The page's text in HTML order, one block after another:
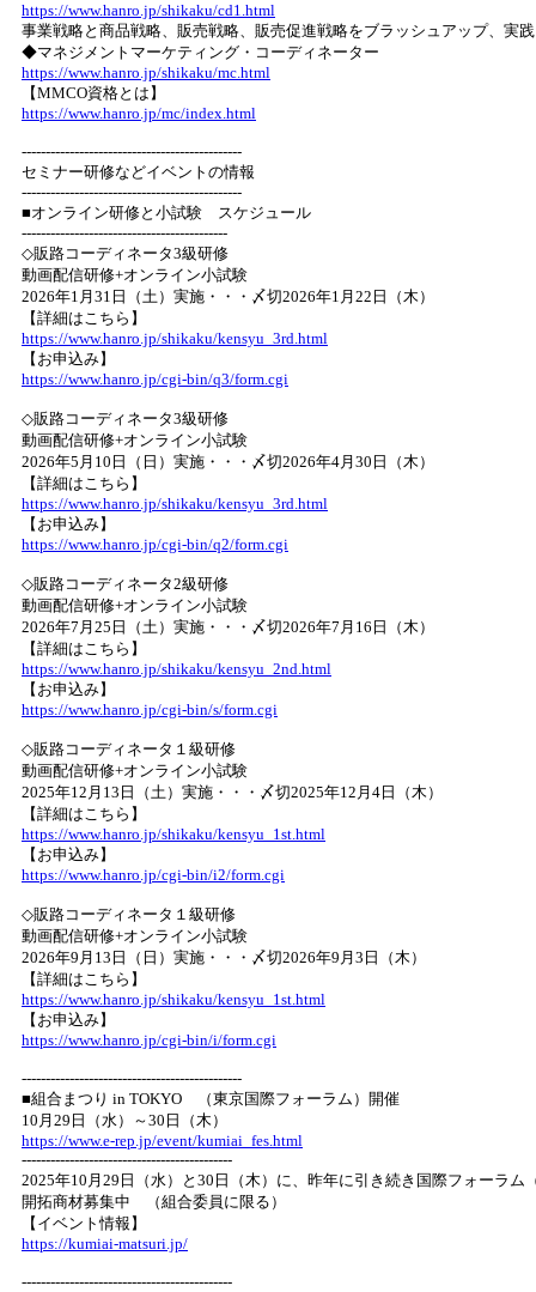
https://www.hanro.jp/shikaku/cd1.html
事業戦略と商品戦略、販売戦略、販売促進戦略をブラッシュアップ、実
◆マネジメントマーケティング・コーディネーター
https://www.hanro.jp/shikaku/mc.html
【MMCO資格とは】
https://www.hanro.jp/mc/index.html
----------------------------------------------
セミナー研修などイベントの情報
----------------------------------------------
■オンライン研修と小試験 スケジュール
-------------------------------------------
◇販路コーディネータ3級研修
動画配信研修+オンライン小試験
2026年1月31日（土）実施・・・〆切2026年1月22日（木）
【詳細はこちら】
https://www.hanro.jp/shikaku/kensyu_3rd.html
【お申込み】
https://www.hanro.jp/cgi-bin/q3/form.cgi
◇販路コーディネータ3級研修
動画配信研修+オンライン小試験
2026年5月10日（日）実施・・・〆切2026年4月30日（木）
【詳細はこちら】
https://www.hanro.jp/shikaku/kensyu_3rd.html
【お申込み】
https://www.hanro.jp/cgi-bin/q2/form.cgi
◇販路コーディネータ2級研修
動画配信研修+オンライン小試験
2026年7月25日（土）実施・・・〆切2026年7月16日（木）
【詳細はこちら】
https://www.hanro.jp/shikaku/kensyu_2nd.html
【お申込み】
https://www.hanro.jp/cgi-bin/s/form.cgi
◇販路コーディネータ１級研修
動画配信研修+オンライン小試験
2025年12月13日（土）実施・・・〆切2025年12月4日（木）
【詳細はこちら】
https://www.hanro.jp/shikaku/kensyu_1st.html
【お申込み】
https://www.hanro.jp/cgi-bin/i2/form.cgi
◇販路コーディネータ１級研修
動画配信研修+オンライン小試験
2026年9月13日（日）実施・・・〆切2026年9月3日（木）
【詳細はこちら】
https://www.hanro.jp/shikaku/kensyu_1st.html
【お申込み】
https://www.hanro.jp/cgi-bin/i/form.cgi
----------------------------------------------
■組合まつり in TOKYO （東京国際フォーラム）開催
10月29日（水）～30日（木）
https://www.e-rep.jp/event/kumiai_fes.html
--------------------------------------------
2025年10月29日（水）と30日（木）に、昨年に引き続き国際フォーラ
開拓商材募集中 （組合委員に限る）
【イベント情報】
https://kumiai-matsuri.jp/
--------------------------------------------